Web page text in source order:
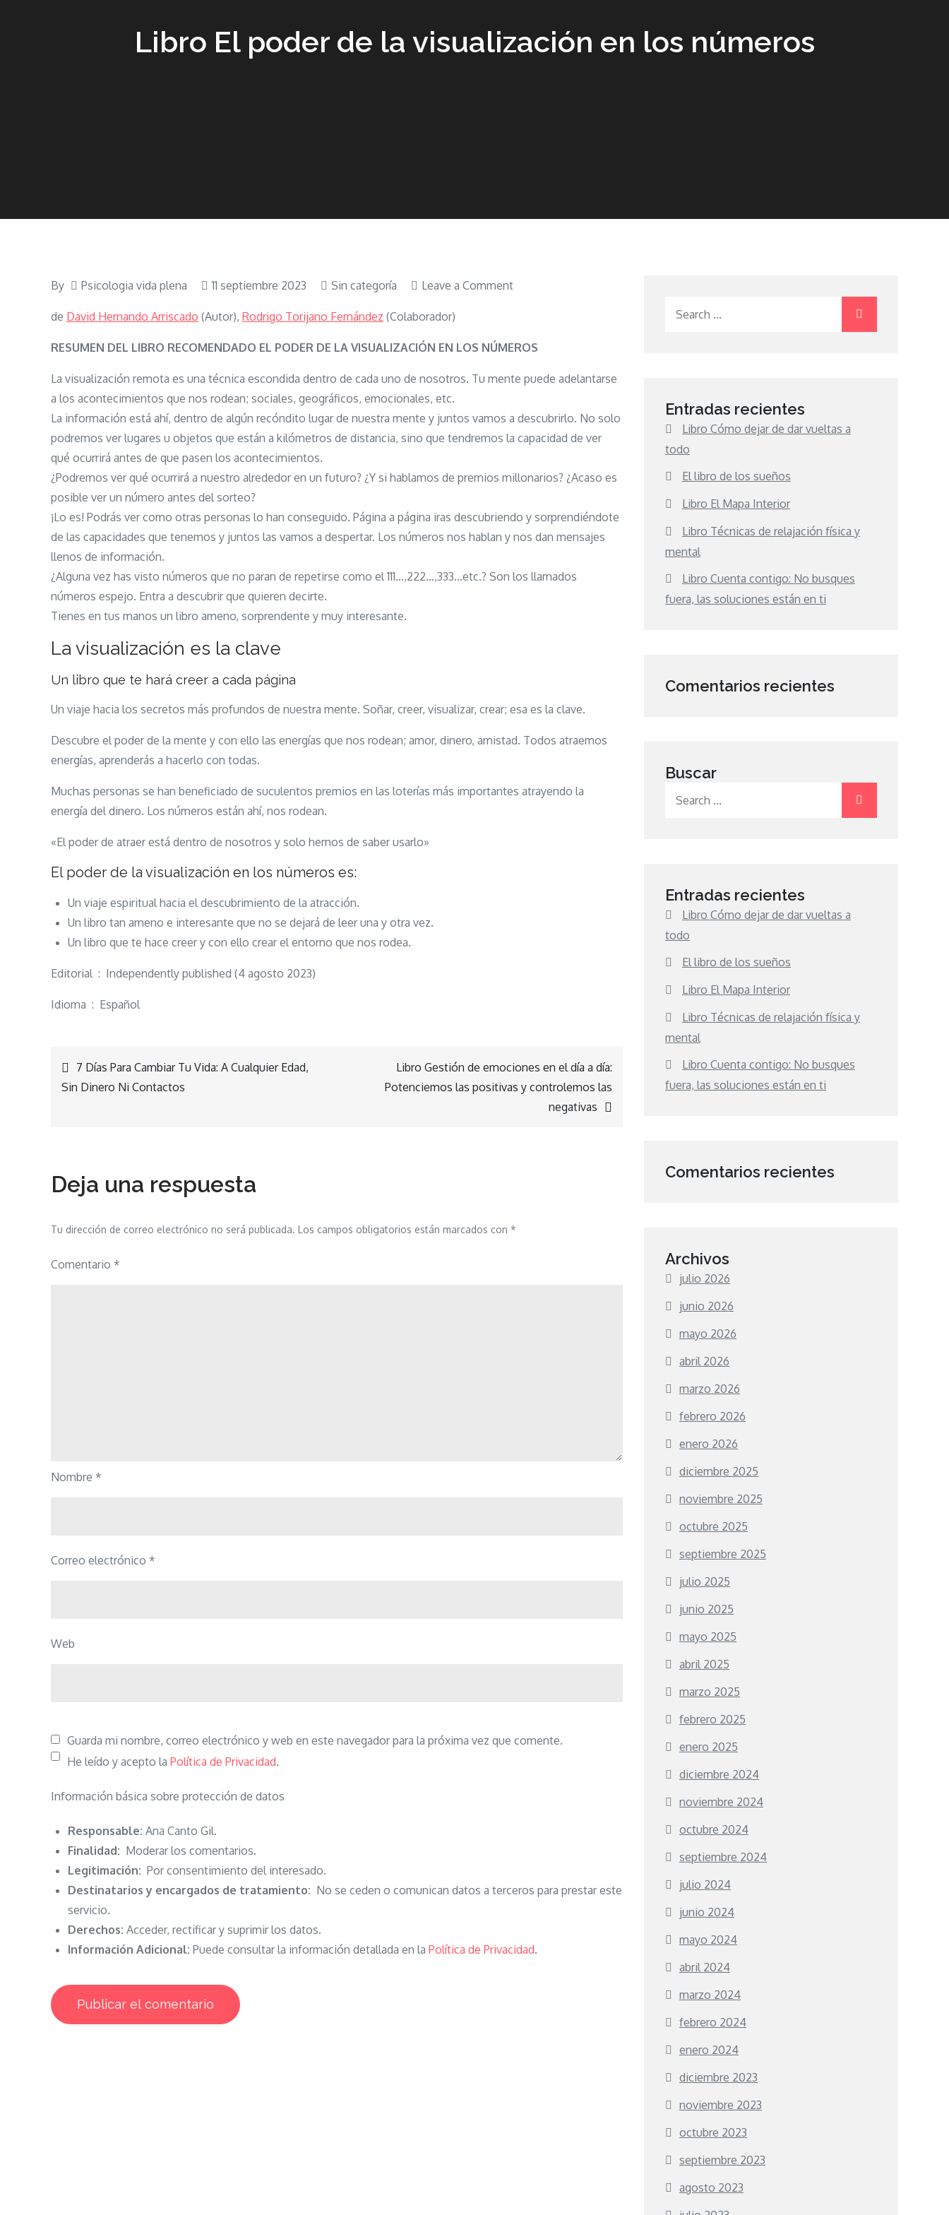
Libro El poder de la visualización en los números
By Psicologia vida plena 11 septiembre 2023 Sin categoría Leave a Commenton
poder
la
en
los
de David Hernando Arriscado (Autor), Rodrigo Torijano Fernández (Colaborador)
RESUMEN DEL LIBRO RECOMENDADO EL PODER DE LA VISUALIZACIÓN EN LOS NÚMEROS
La visualización remota es una técnica escondida dentro de cada uno de nosotros. Tu mente puede adelantarse
a los acontecimientos que nos rodean; sociales, geográficos, emocionales, etc.
La información está ahí, dentro de algún recóndito lugar de nuestra mente y juntos vamos a descubrirlo. No solo
podremos ver lugares u objetos que están a kilómetros de distancia, sino que tendremos la capacidad de ver
qué ocurrirá antes de que pasen los acontecimientos.
¿Podremos ver qué ocurrirá a nuestro alrededor en un futuro? ¿Y si hablamos de premios millonarios? ¿Acaso es
posible ver un número antes del sorteo?
¡Lo es! Podrás ver como otras personas lo han conseguido. Página a página iras descubriendo y sorprendiéndote
de las capacidades que tenemos y juntos las vamos a despertar. Los números nos hablan y nos dan mensajes
llenos de información.
¿Alguna vez has visto números que no paran de repetirse como el 111…,222…,333…etc.? Son los llamados
números espejo. Entra a descubrir que quieren decirte.
Tienes en tus manos un libro ameno, sorprendente y muy interesante.
La visualización es la clave
Un libro que te hará creer a cada página
Un viaje hacia los secretos más profundos de nuestra mente. Soñar, creer, visualizar, crear; esa es la clave.
Descubre el poder de la mente y con ello las energías que nos rodean; amor, dinero, amistad. Todos atraemos
energías, aprenderás a hacerlo con todas.
Muchas personas se han beneficiado de suculentos premios en las loterías más importantes atrayendo la
energía del dinero. Los números están ahí, nos rodean.
«El poder de atraer está dentro de nosotros y solo hemos de saber usarlo»
El poder de la visualización en los números es:
Un viaje espiritual hacia el descubrimiento de la atracción.
Un libro tan ameno e interesante que no se dejará de leer una y otra vez.
Un libro que te hace creer y con ello crear el entorno que nos rodea.
Editorial ‏ : ‎ Independently published (4 agosto 2023)
Idioma ‏ : ‎ Español
Navegación
7 Días Para Cambiar Tu Vida: A Cualquier Edad,
Sin Dinero Ni Contactos
Libro Gestión de emociones en el día a día:
Potenciemos las positivas y controlemos las
negativas
Deja una respuesta
Tu dirección de correo electrónico no será publicada. Los campos obligatorios están marcados con *
Comentario *
Nombre *
Correo electrónico *
Web
Guarda mi nombre, correo electrónico y web en este navegador para la próxima vez que comente.
He leído y acepto la Política de Privacidad.
Información básica sobre protección de datos
Responsable: Ana Canto Gil.
Finalidad: Moderar los comentarios.
Legitimación: Por consentimiento del interesado.
Destinatarios y encargados de tratamiento: No se ceden o comunican datos a terceros para prestar este
servicio.
Derechos: Acceder, rectificar y suprimir los datos.
Información Adicional: Puede consultar la información detallada en la Política de Privacidad.
Entradas recientes
Libro Cómo dejar de dar vueltas a
todo
El libro de los sueños
Libro El Mapa Interior
Libro Técnicas de relajación física y
mental
Libro Cuenta contigo: No busques
fuera, las soluciones están en ti
Comentarios recientes
Buscar
Entradas recientes
Libro Cómo dejar de dar vueltas a
todo
El libro de los sueños
Libro El Mapa Interior
Libro Técnicas de relajación física y
mental
Libro Cuenta contigo: No busques
fuera, las soluciones están en ti
Comentarios recientes
Archivos
julio 2026
junio 2026
mayo 2026
abril 2026
marzo 2026
febrero 2026
enero 2026
diciembre 2025
noviembre 2025
octubre 2025
septiembre 2025
julio 2025
junio 2025
mayo 2025
abril 2025
marzo 2025
febrero 2025
enero 2025
diciembre 2024
noviembre 2024
octubre 2024
septiembre 2024
julio 2024
junio 2024
mayo 2024
abril 2024
marzo 2024
febrero 2024
enero 2024
diciembre 2023
noviembre 2023
octubre 2023
septiembre 2023
agosto 2023